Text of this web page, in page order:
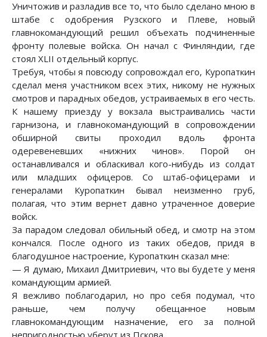
Уничтожив и разладив все то, что было сделано мною в
штабе с одобрения Рузского и Плеве, новый
главнокомандующий решил объехать подчиненные
фронту полевые войска. Он начал с Финляндии, где
стоял XLII отдельный корпус.
Требуя, чтобы я повсюду сопровождал его, Куропаткин
сделал меня участником всех этих, никому не нужных
смотров и парадных обедов, устраиваемых в его честь.
К нашему приезду у вокзала выстраивались части
гарнизона, и главнокомандующий в сопровождении
обширной свиты проходил вдоль фронта
одеревеневших «нижних чинов». Порой он
останавливался и обласкивал кого-нибудь из солдат
или младших офицеров. Со штаб-офицерами и
генералами Куропаткин бывал неизменно груб,
полагая, что этим вернет давно утраченное доверие
войск.
За парадом следовал обильный обед, и смотр на этом
кончался. После одного из таких обедов, придя в
благодушное настроение, Куропаткин сказал мне:
— Я думаю, Михаил Дмитриевич, что вы будете у меня
командующим армией.
Я вежливо поблагодарил, но про себя подумал, что
раньше, чем получу обещанное новым
главнокомандующим назначение, его за полной